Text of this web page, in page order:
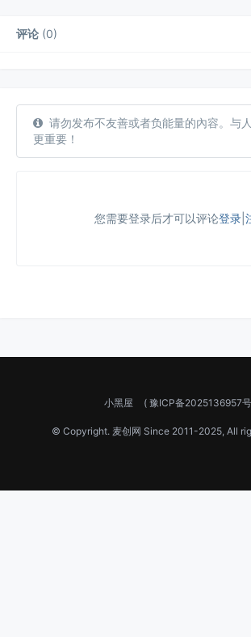
评论 (0)
请勿发布不友善或者负能量的內容。与
更重要！
您需要登录后才可以评论登录|
小黑屋 ( 豫ICP备2025136957号
© Copyright. 麦创网 Since 2011-2025, All